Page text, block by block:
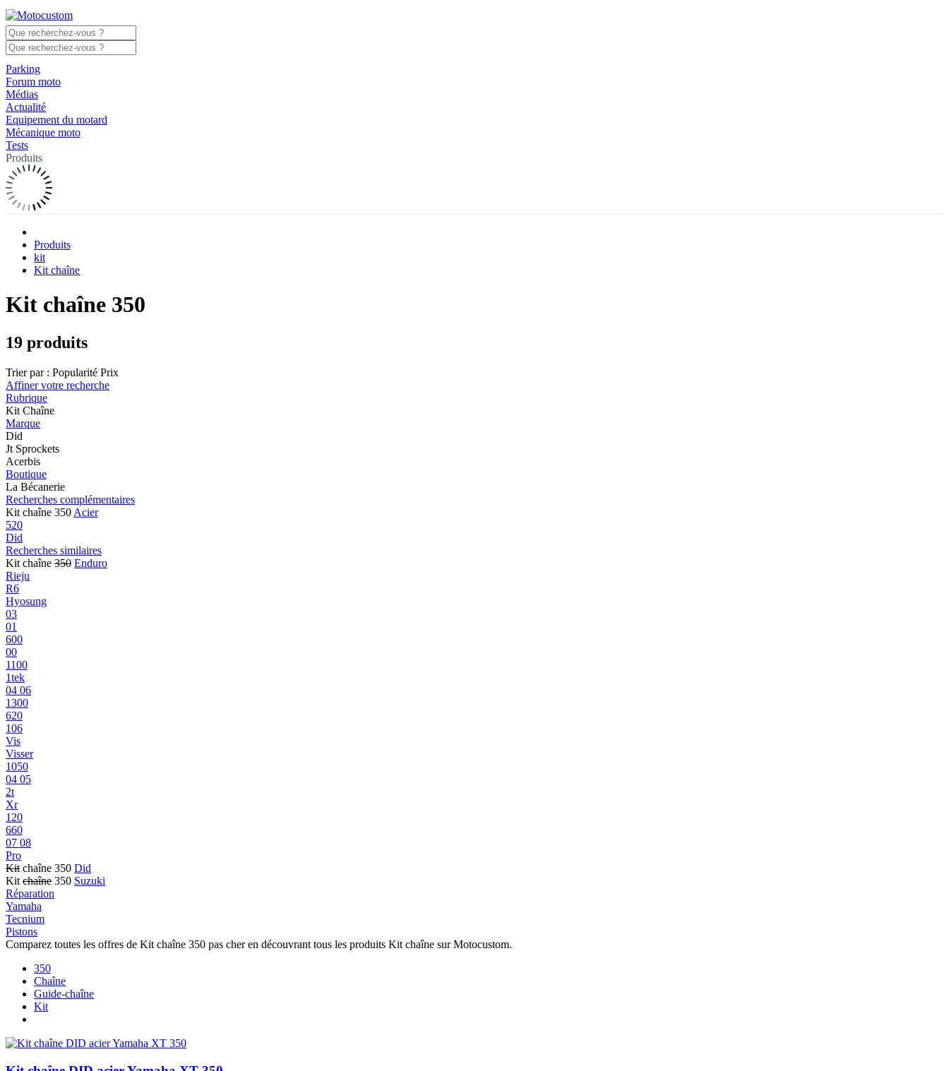
Parking
Forum moto
Médias
Actualité
Equipement du motard
Mécanique moto
Tests
Produits
Produits
kit
Kit chaîne
Kit chaîne 350
19 produits
Trier par : Popularité Prix
Affiner votre recherche
Rubrique
Kit Chaîne
Marque
Did
Jt Sprockets
Acerbis
Boutique
La Bécanerie
Recherches complémentaires
Kit chaîne 350 Acier
520
Did
Recherches similaires
Kit chaîne 350 Enduro
Rieju
R6
Hyosung
03
01
600
00
1100
1tek
04 06
1300
620
106
Vis
Visser
1050
04 05
2t
Xr
120
660
07 08
Pro
Kit chaîne 350 Did
Kit chaîne 350 Suzuki
Réparation
Yamaha
Tecnium
Pistons
Comparez toutes les offres de Kit chaîne 350 pas cher en découvrant tous les produits Kit chaîne sur Motocustom.
350
Chaîne
Guide-chaîne
Kit